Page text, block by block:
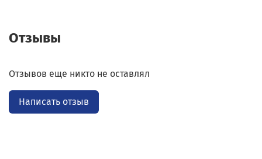
Отзывы
Отзывов еще никто не оставлял
Написать отзыв